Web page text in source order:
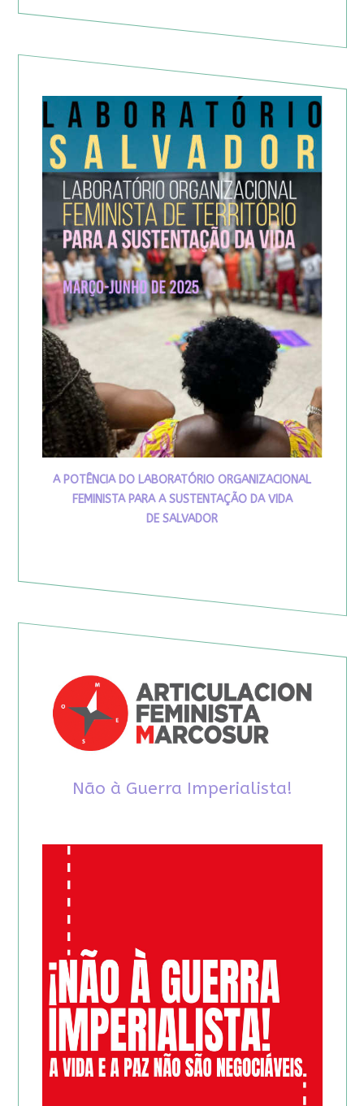
A POTÊNCIA DO LABORATÓRIO ORGANIZACIONAL
FEMINISTA PARA A SUSTENTAÇÃO DA VIDA
DE SALVADOR
Não à Guerra Imperialista!